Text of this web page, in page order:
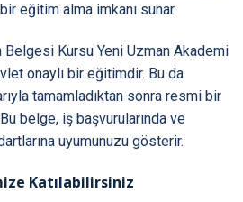
eğitim alma imkanı sunar.
Belgesi Kursu Yeni Uzman Akademi
onaylı bir eğitimdir. Bu da
tamamladıktan sonra resmi bir
belge, iş başvurularında ve
uyumunuzu gösterir.
Katılabilirsiniz